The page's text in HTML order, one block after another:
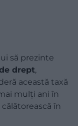
să prezinte
drept,
această taxă
mulți ani în
în